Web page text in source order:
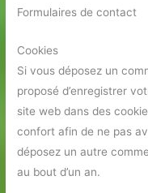
Formulaires de contact
Cookies
Si vous déposez un
proposé d’enregistrer
site web dans des
confort afin de ne pas
déposez un autre
au bout d’un an.